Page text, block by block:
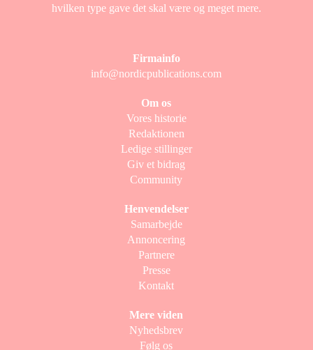
hvilken type gave det skal være og meget mere.
Firmainfo
info@nordicpublications.com
Om os
Vores historie
Redaktionen
Ledige stillinger
Giv et bidrag
Community
Henvendelser
Samarbejde
Annoncering
Partnere
Presse
Kontakt
Mere viden
Nyhedsbrev
Følg os